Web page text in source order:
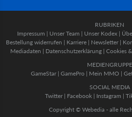
RUBRIKEN
Impressum | Unser Team | Unser Kodex |
Bestellung widerrufen | Karriere | Newsletter |
Mediadaten | Datenschutzerklärung | Cookies
MEDIENGRUPPE
GameStar| GamePro | Mein MMO |
SOCIAL MEDIA
Twitter | Facebook | Instagram |
Copyright © Webedia - alle